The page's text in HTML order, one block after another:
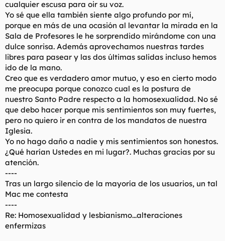
cualquier escusa para oir su voz.
Yo sé que ella también siente algo profundo por mí,
porque en más de una ocasión al levantar la mirada en la
Sala de Profesores le he sorprendido mirándome con una
dulce sonrisa. Además aprovechamos nuestras tardes
libres para pasear y las dos últimas salidas incluso hemos
ido de la mano.
Creo que es verdadero amor mutuo, y eso en cierto modo
me preocupa porque conozco cual es la postura de
nuestro Santo Padre respecto a la homosexualidad. No sé
que debo hacer porque mis sentimientos son muy fuertes,
pero no quiero ir en contra de los mandatos de nuestra
Iglesia.
Yo no hago daño a nadie y mis sentimientos son honestos.
¿Qué harían Ustedes en mi lugar?. Muchas gracias por su
atención.
----
Tras un largo silencio de la mayoría de los usuarios, un tal
Mac me contesta
----
Re: Homosexualidad y lesbianismo...alteraciones
enfermizas